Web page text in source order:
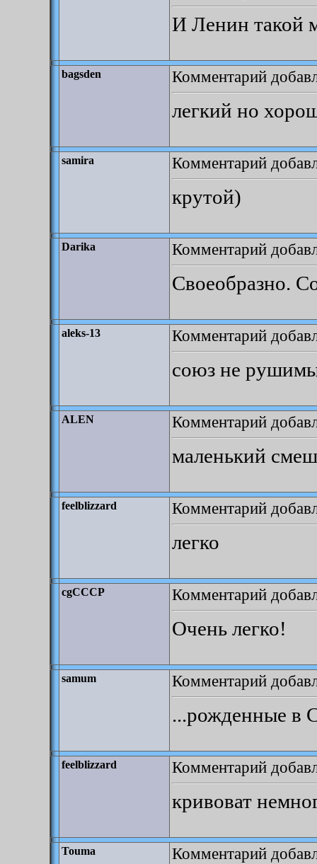
И Ленин такой
bagsden Комментарий
легкий но
samira Комментарий
крутой)
Darika Комментарий
Своеобразно.
aleks-13 Комментарий
союз не
ALEN Комментарий
маленький
feelblizzard Комментарий
легко
cgCCCP Комментарий
Очень легко!
samum Комментарий
...рожденные в
feelblizzard Комментарий
кривоват
Touma Комментарий